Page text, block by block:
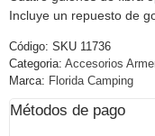
Incluye un repuesto de
Código: SKU 11736
Categoria: Accesorios
Marca: Florida Camping
Métodos de pago